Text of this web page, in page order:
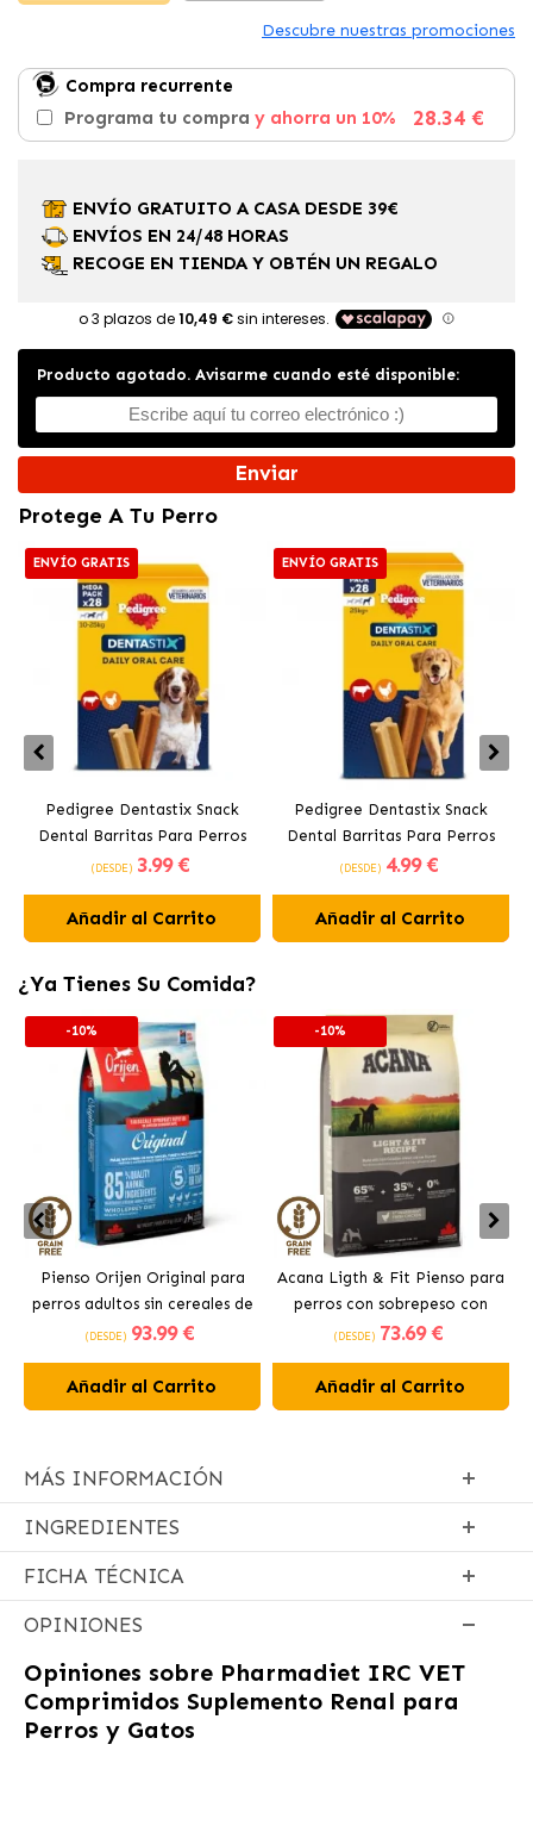
Descubre nuestras promociones
Compra recurrente
Programa tu compra y ahorra un 10% 28.34 €
ENVÍO GRATUITO A CASA DESDE 39€
ENVÍOS EN 24/48 HORAS
RECOGE EN TIENDA Y OBTÉN UN REGALO
Producto agotado. Avisarme cuando esté disponible:
Enviar
Protege A Tu Perro
ENVÍO GRATIS
Pedigree Dentastix Snack
Dental Barritas Para Perros
Medianos 10-25 kg
(DESDE) 3.99 €
Añadir al Carrito
ENVÍO GRATIS
Pedigree Dentastix Snack
Dental Barritas Para Perros
Grandes +25 kg
(DESDE) 4.99 €
Añadir al Carrito
¿Ya Tienes Su Comida?
-10%
Pienso Orijen Original para
perros adultos sin cereales de
pollo
(DESDE) 93.99 €
Añadir al Carrito
-10%
Acana Ligth & Fit Pienso para
perros con sobrepeso con
pollo fresco
(DESDE) 73.69 €
Añadir al Carrito
MÁS INFORMACIÓN
INGREDIENTES
FICHA TÉCNICA
OPINIONES
Opiniones sobre Pharmadiet IRC VET
Comprimidos Suplemento Renal para
Perros y Gatos